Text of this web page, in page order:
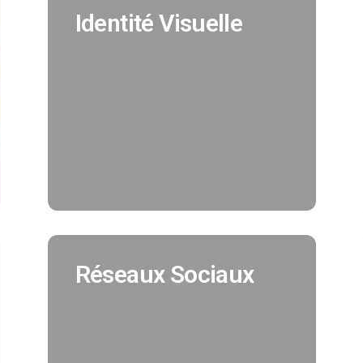
Identité Visuelle
Identité Visuelle
Réseaux Sociaux
Réseaux Sociaux